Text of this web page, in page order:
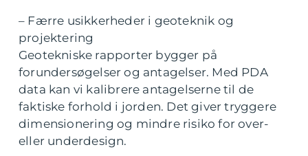
– Færre usikkerheder i geoteknik og
projektering
Geotekniske rapporter bygger på
forundersøgelser og antagelser. Med PDA
data kan vi kalibrere antagelserne til de
faktiske forhold i jorden. Det giver tryggere
dimensionering og mindre risiko for over-
eller underdesign.